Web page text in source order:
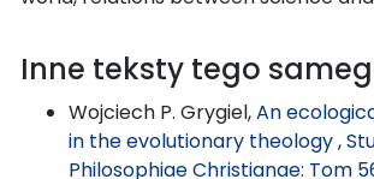
Inne teksty tego
Wojciech P. Grygiel,An
in the evolutionary theology,
Philosophiae Christianae: Tom